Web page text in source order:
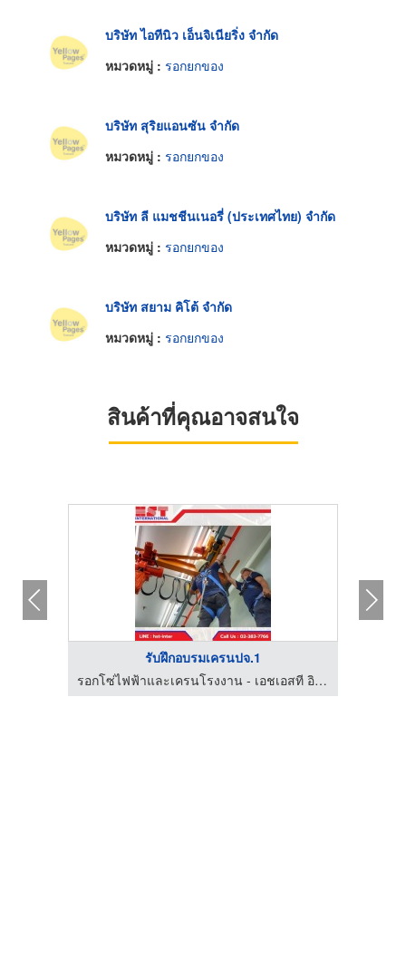
บริษัท ไอทีนิว เอ็นจิเนียริ่ง จำกัด
หมวดหมู่ : รอกยกของ
บริษัท สุริยแอนซัน จำกัด
หมวดหมู่ : รอกยกของ
บริษัท ลี แมชชีนเนอรี่ (ประเทศไทย) จำกัด
หมวดหมู่ : รอกยกของ
บริษัท สยาม คิโต้ จำกัด
หมวดหมู่ : รอกยกของ
สินค้าที่คุณอาจสนใจ
รับฝึกอบรมเครนปจ.1
รอกโซ่ไฟฟ้าและเครนโรงงาน - เอชเอสที อินเตอร์เนชั่นแนล